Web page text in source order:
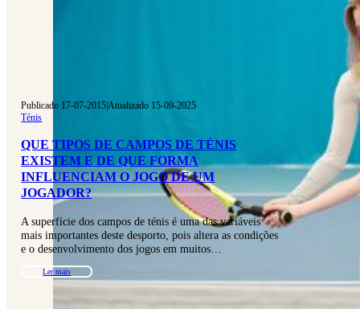
Publicado 17-07-2015|Atualizado 15-09-2025
Ténis
QUE TIPOS DE CAMPOS DE TÉNIS
EXISTEM E DE QUE FORMA
INFLUENCIAM O JOGO DE UM
JOGADOR?
A superfície dos campos de ténis é uma das variáveis
mais importantes deste desporto, pois altera as condições
e o desenvolvimento dos jogos em muitos…
Ler mais